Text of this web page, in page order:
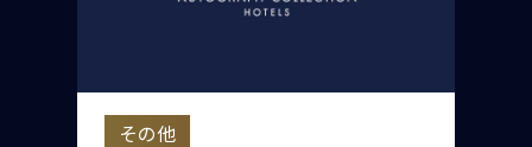
その他